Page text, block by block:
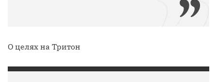
О целях на Тритон